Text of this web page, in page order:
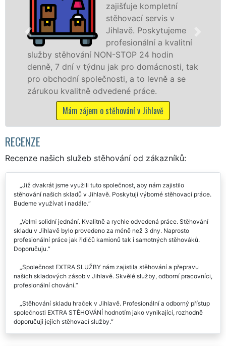
zajišťuje kompletní
stěhovací servis v
Jihlavě. Poskytujeme
profesionální a kvalitní
NON-STOP 24 hodin
jak pro domácnosti, tak
a to levně a se
odvedené práce.
o stěhování v Jihlavě
služby
celém okresu
franchisové sítě
Nabízíme
včetně víkendů a
Mám zájem
RECENZE
Recenze našich služeb stěhování od zákazníků:
Již dvakrát jsme využili tuto společnost, aby nám zajistilo
stěhování našich skladů v Jihlavě. Poskytují výborné stěhovací práce.
Velmi solidní jednání. Kvalitně a rychle odvedená práce. Stěhování
skladu v Jihlavě bylo provedeno za méně než 3 dny. Naprosto
profesionální práce jak řidičů kamionů tak i samotných stěhováků.
Společnost EXTRA SLUŽBY nám zajistila stěhování a přepravu
našich skladových zásob v Jihlavě. Skvělé služby, odborní pracovníci,
Stěhování skladu hraček v Jihlavě. Profesionální a odborný přístup
společnosti EXTRA STĚHOVÁNÍ hodnotím jako vynikající, rozhodně
doporučuji jejich stěhovací služby.